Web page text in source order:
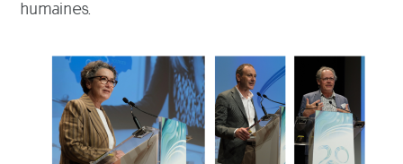
humaines.